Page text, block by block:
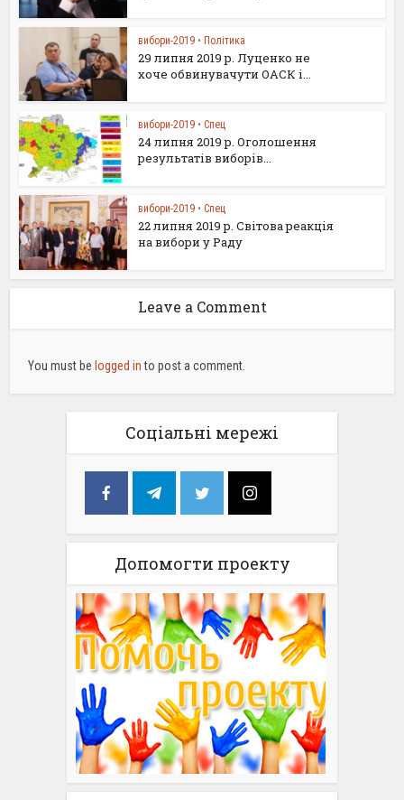
вибори-2019 • Політика
29 липня 2019 р. Луценко не
хоче обвинувачути ОАСК і...
вибори-2019 • Спец
24 липня 2019 р. Оголошення
результатів виборів...
вибори-2019 • Спец
22 липня 2019 р. Світова реакція
на вибори у Раду
Leave a Comment
You must belogged into post a comment.
Соціальні мережі
Допомогти проекту